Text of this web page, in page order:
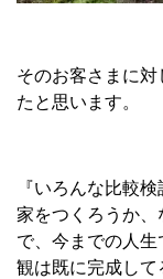
そのお客さまに
たと思います。
『いろんな比較
家をつくろうか
で、今までの人
観は既に完成し